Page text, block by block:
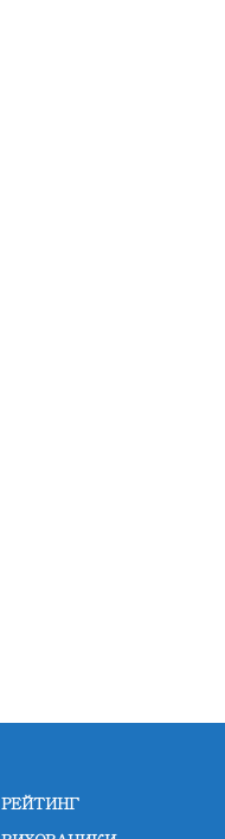
РЕЙТИНГ